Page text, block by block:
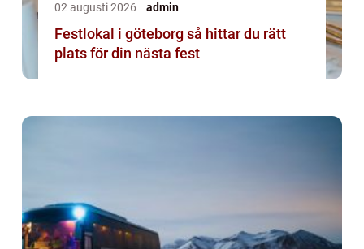
02 augusti 2026 admin
Festlokal i göteborg så hittar du rätt
plats för din nästa fest